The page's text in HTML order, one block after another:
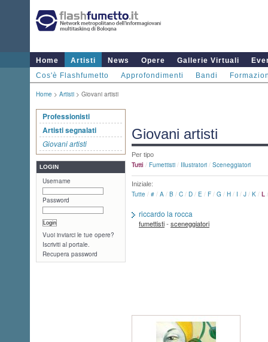
Home Artisti News Opere Gallerie Virtuali
Cos'è Flashfumetto
Approfondimenti Bandi
Home > Artisti > Giovani artisti
Professionisti
Artisti segnalati
Giovani artisti
LOGIN
Username
Password
Vuoi inviarci le tue opere?
Iscriviti al portale.
Recupera password
Giovani artisti
Per tipo
Tutti / Fumettisti / Illustratori / Sceneggiatori
Iniziale:
Tutte / # / A / B / C / D / E / F / G / H / I / J / K / L
riccardo la rocca
fumettisti-sceneggiatori